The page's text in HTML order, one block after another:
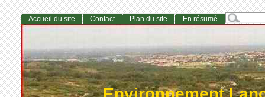
Accueil du site Contact Plan du site En résumé